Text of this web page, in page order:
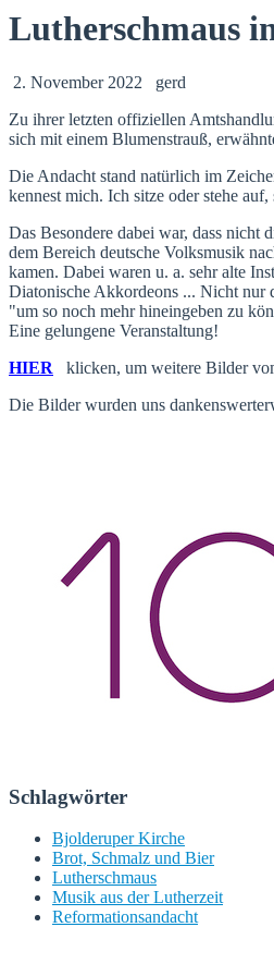
Lutherschmaus
2. November 2022
gerd
Zu ihrer letzten offiziellen
sich mit einem Blumenstrauß,
Die Andacht stand natürlich im
kennest mich. Ich sitze oder stehe
Das Besondere dabei war, dass nicht
dem Bereich deutsche Volksmusik
kamen. Dabei waren u. a. sehr alte
Diatonische Akkordeons ... Nicht nur
"um so noch mehr hineingeben zu
Eine gelungene Veranstaltung!
HIER klicken, um weitere Bilder
Die Bilder wurden uns
Schlagwörter
Bjolderuper Kirche
Brot, Schmalz und Bier
Lutherschmaus
Musik aus der Lutherzeit
Reformationsandacht